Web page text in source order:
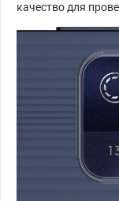
качество для